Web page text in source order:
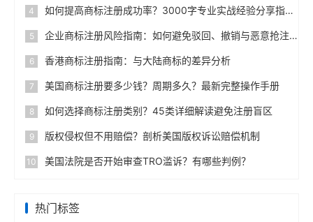
4 如何提高商标注册成功率？3000字专业实战经验分享指南
5 企业商标注册风险指南：如何避免驳回、撤销与恶意抢注
6 香港商标注册指南：与大陆商标的差异分析
7 美国商标注册要多少钱？周期多久？最新完整操作手册
8 如何选择商标注册类别？45类详细解读避免注册盲区
9 版权侵权但不用赔偿？剖析美国版权诉讼赔偿机制
10 美国法院是否开始审查TRO滥诉？有哪些判例？
热门标签